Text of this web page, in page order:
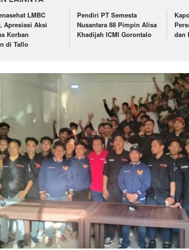
LMBC
Apresiasi Aksi
Korban
di Tallo
Pendiri PT Semesta
Nusantara 88 Pimpin Alisa
Khadijah ICMI Gorontalo
dan